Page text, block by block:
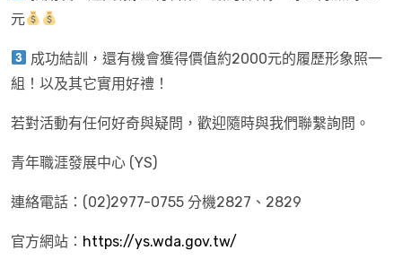
元
成功結訓，還有機會獲得價值約2000元的履歷形象照一
組！以及其它實用好禮！
若對活動有任何好奇與疑問，歡迎隨時與我們聯繫詢問。
青年職涯發展中心 (YS)
連絡電話：(02)2977-0755 分機2827、2829
官方網站： https://ys.wda.gov.tw/